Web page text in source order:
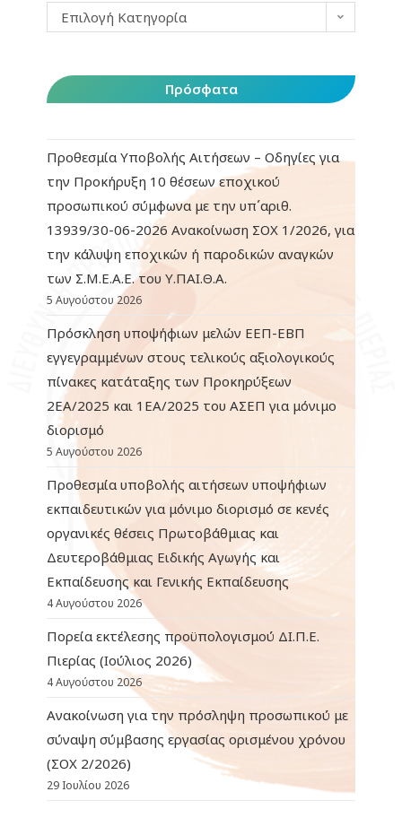
Επιλογή Κατηγορία
Πρόσφατα
Προθεσμία Υποβολής Αιτήσεων – Οδηγίες για
την Προκήρυξη 10 θέσεων εποχικού
προσωπικού σύμφωνα με την υπ΄αριθ.
13939/30-06-2026 Ανακοίνωση ΣΟΧ 1/2026, για
την κάλυψη εποχικών ή παροδικών αναγκών
των Σ.Μ.Ε.Α.Ε. του Υ.ΠΑΙ.Θ.Α.
5 Αυγούστου 2026
Πρόσκληση υποψήφιων μελών ΕΕΠ-ΕΒΠ
εγγεγραμμένων στους τελικούς αξιολογικούς
πίνακες κατάταξης των Προκηρύξεων
2ΕΑ/2025 και 1ΕΑ/2025 του ΑΣΕΠ για μόνιμο
διορισμό
5 Αυγούστου 2026
Προθεσμία υποβολής αιτήσεων υποψήφιων
εκπαιδευτικών για μόνιμο διορισμό σε κενές
οργανικές θέσεις Πρωτοβάθμιας και
Δευτεροβάθμιας Ειδικής Αγωγής και
Εκπαίδευσης και Γενικής Εκπαίδευσης
4 Αυγούστου 2026
Πορεία εκτέλεσης προϋπολογισμού ΔΙ.Π.Ε.
Πιερίας (Ιούλιος 2026)
4 Αυγούστου 2026
Ανακοίνωση για την πρόσληψη προσωπικού με
σύναψη σύμβασης εργασίας ορισμένου χρόνου
(ΣΟΧ 2/2026)
29 Ιουλίου 2026